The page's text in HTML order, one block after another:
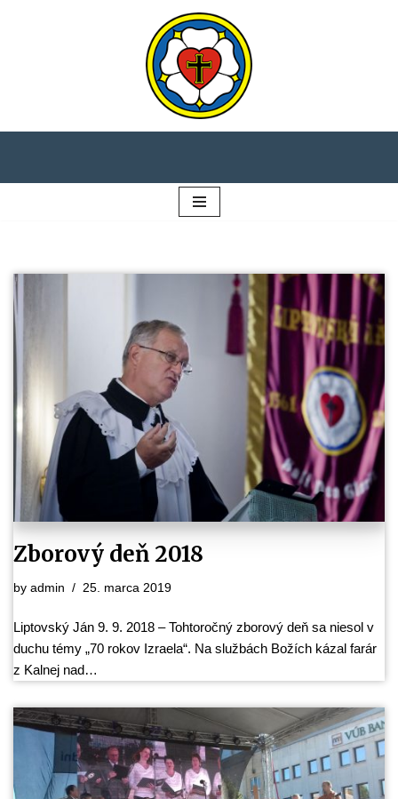
Zborový deň 2018
by admin 25. marca 2019
Liptovský Ján 9. 9. 2018 – Tohtoročný zborový deň sa niesol v
duchu témy „70 rokov Izraela“. Na službách Božích kázal farár
z Kalnej nad…